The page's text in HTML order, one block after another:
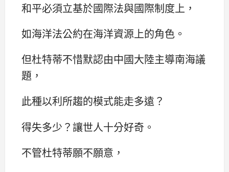
和平必須立基於國際法與國際制度上，
如海洋法公約在海洋資源上的角色。
但杜特蒂不惜默認由中國大陸主導南海議
題，
此種以利所趨的模式能走多遠？
得失多少？讓世人十分好奇。
不管杜特蒂願不願意，